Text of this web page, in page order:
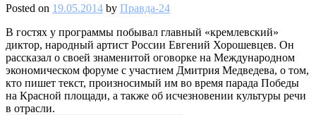
Posted on 19.05.2014 by Правда-24
В гостях у программы побывал главный «кремлевский»
диктор, народный артист России Евгений Хорошевцев. Он
рассказал о своей знаменитой оговорке на Международном
экономическом форуме с участием Дмитрия Медведева, о том,
кто пишет текст, произносимый им во время парада Победы
на Красной площади, а также об исчезновении культуры речи
в отрасли.